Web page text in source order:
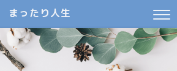
まったり人生